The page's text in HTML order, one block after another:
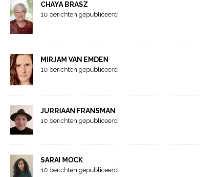
CHAYA BRASZ
10 berichten gepubliceerd
MIRJAM VAN EMDEN
10 berichten gepubliceerd
JURRIAAN FRANSMAN
10 berichten gepubliceerd
SARAI MOCK
10 berichten gepubliceerd